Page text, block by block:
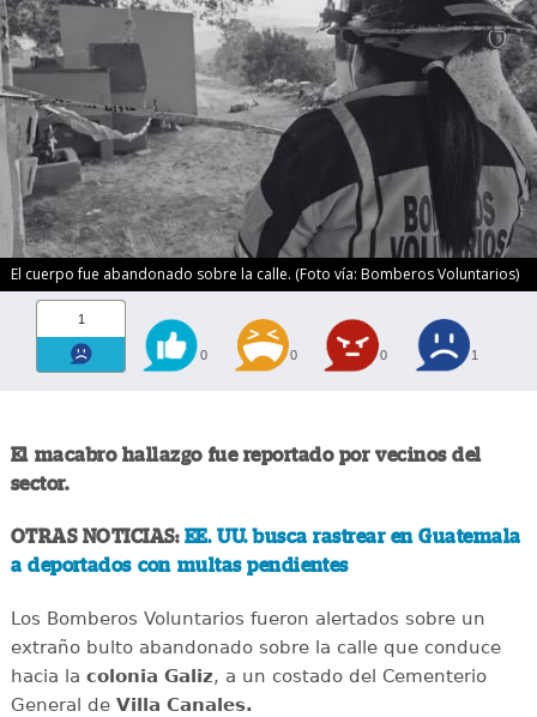
El cuerpo fue abandonado sobre la calle. (Foto vía: Bomberos Voluntarios)
1
0 0 0 1
El macabro hallazgo fue reportado por vecinos del
sector.
OTRAS NOTICIAS: EE. UU. busca rastrear en Guatemala
a deportados con multas pendientes
Los Bomberos Voluntarios fueron alertados sobre un
extraño bulto abandonado sobre la calle que conduce
hacia la colonia Galiz, a un costado del Cementerio
General de Villa Canales.